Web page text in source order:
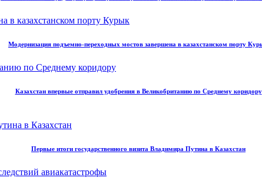
Модернизация подъемно-переходных мостов завершена в казахстанском порту
Казахстан впервые отправил удобрения в Великобританию по Среднему коридору
Первые итоги государственного визита Владимира Путина в Казахстан